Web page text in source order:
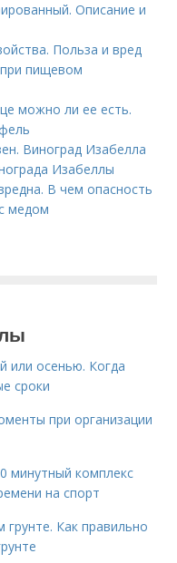
Описание и
Польза и вред
пищевом
можно ли ее есть.
Виноград Изабелла
Изабеллы
В чем опасность
медом
или осенью. Когда
сроки
при организации
минутный комплекс
на спорт
Как правильно